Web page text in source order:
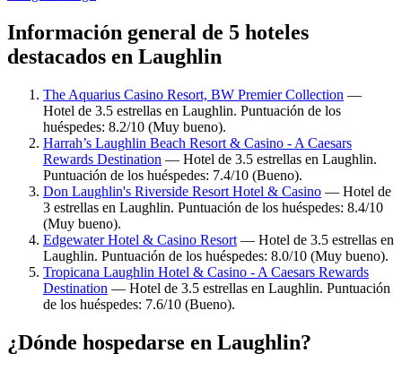
Información general de 5 hoteles
destacados en Laughlin
The Aquarius Casino Resort, BW Premier Collection —
Hotel de 3.5 estrellas en Laughlin. Puntuación de los
huéspedes: 8.2/10 (Muy bueno).
Harrah’s Laughlin Beach Resort & Casino - A Caesars
Rewards Destination — Hotel de 3.5 estrellas en Laughlin.
Puntuación de los huéspedes: 7.4/10 (Bueno).
Don Laughlin's Riverside Resort Hotel & Casino — Hotel de
3 estrellas en Laughlin. Puntuación de los huéspedes: 8.4/10
(Muy bueno).
Edgewater Hotel & Casino Resort — Hotel de 3.5 estrellas en
Laughlin. Puntuación de los huéspedes: 8.0/10 (Muy bueno).
Tropicana Laughlin Hotel & Casino - A Caesars Rewards
Destination — Hotel de 3.5 estrellas en Laughlin. Puntuación
de los huéspedes: 7.6/10 (Bueno).
¿Dónde hospedarse en Laughlin?